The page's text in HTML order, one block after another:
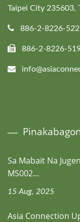
Taipei City 235603,
886-2-8226-
886-2-8226-
Sa Mabait Na
MS002...
15 Aug, 2025
Asia Connection